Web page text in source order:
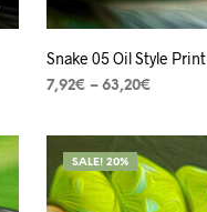
Snake 05 Oil Style Print
7,92€ – 63,20€
SALE! 20%